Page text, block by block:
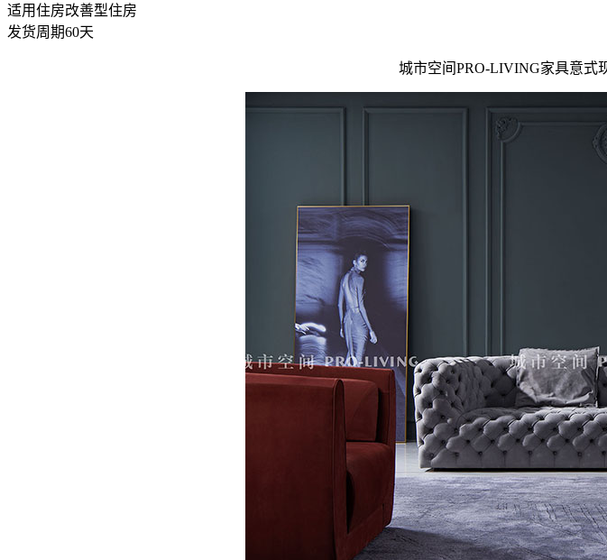
适用住房改善型住房
发货周期60天
城市空间PRO-LIVING家具意式